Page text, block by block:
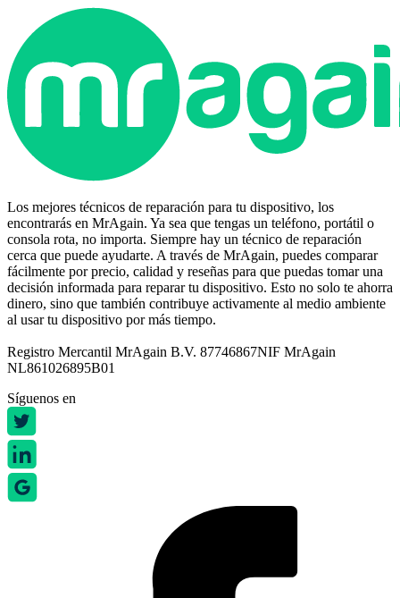
Los mejores técnicos de reparación para tu dispositivo, los
encontrarás en MrAgain. Ya sea que tengas un teléfono, portátil o
consola rota, no importa. Siempre hay un técnico de reparación
cerca que puede ayudarte. A través de MrAgain, puedes comparar
fácilmente por precio, calidad y reseñas para que puedas tomar una
decisión informada para reparar tu dispositivo. Esto no solo te ahorra
dinero, sino que también contribuye activamente al medio ambiente
al usar tu dispositivo por más tiempo.
Registro Mercantil MrAgain B.V. 87746867NIF MrAgain
NL861026895B01
Síguenos en